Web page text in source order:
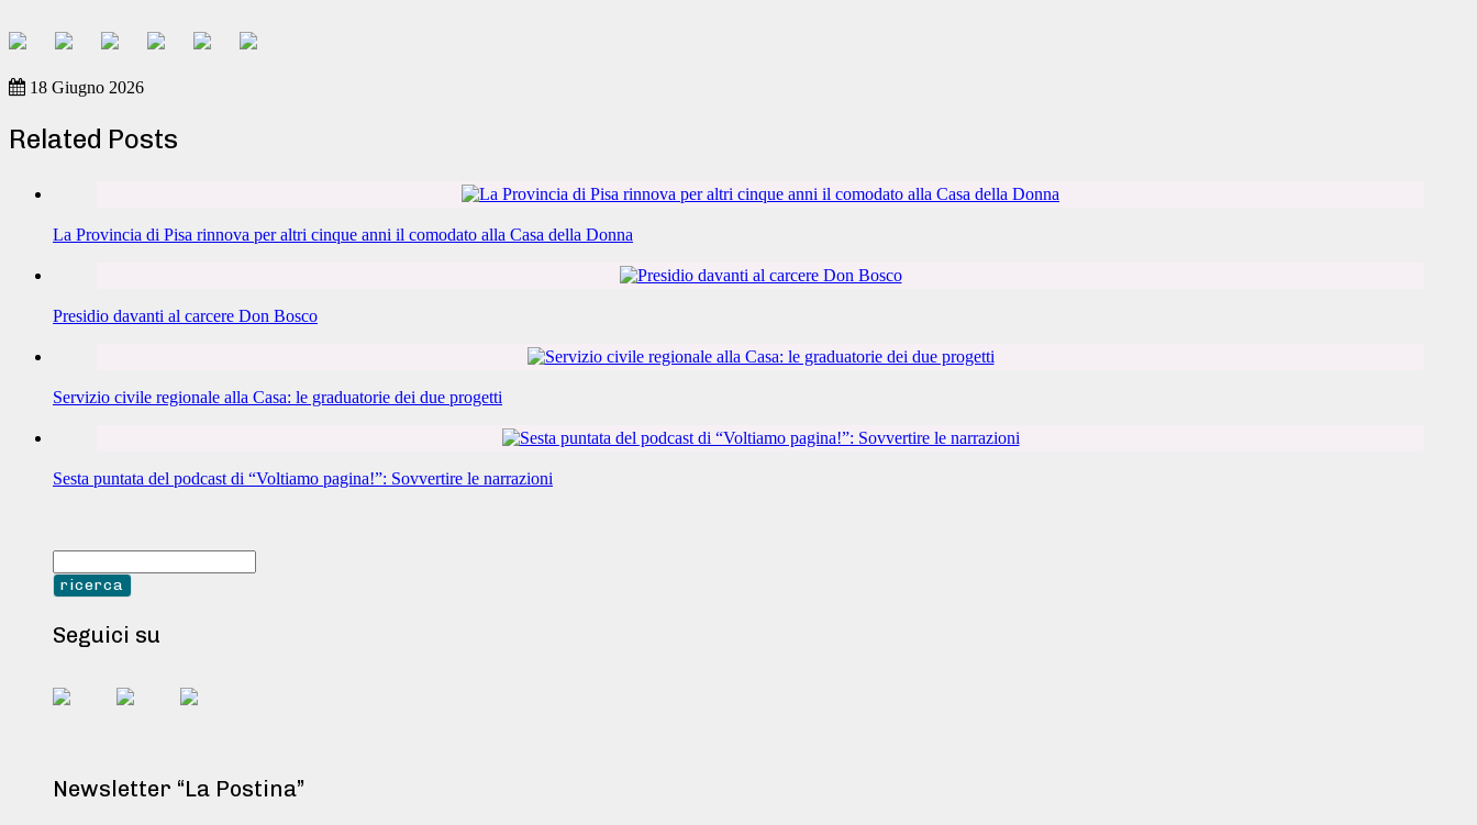
18 Giugno 2026
Related Posts
La Provincia di Pisa rinnova per altri cinque anni il comodato alla Casa della Donna
Presidio davanti al carcere Don Bosco
Servizio civile regionale alla Casa: le graduatorie dei due progetti
Sesta puntata del podcast di “Voltiamo pagina!”: Sovvertire le narrazioni
Seguici su
Newsletter “La Postina”